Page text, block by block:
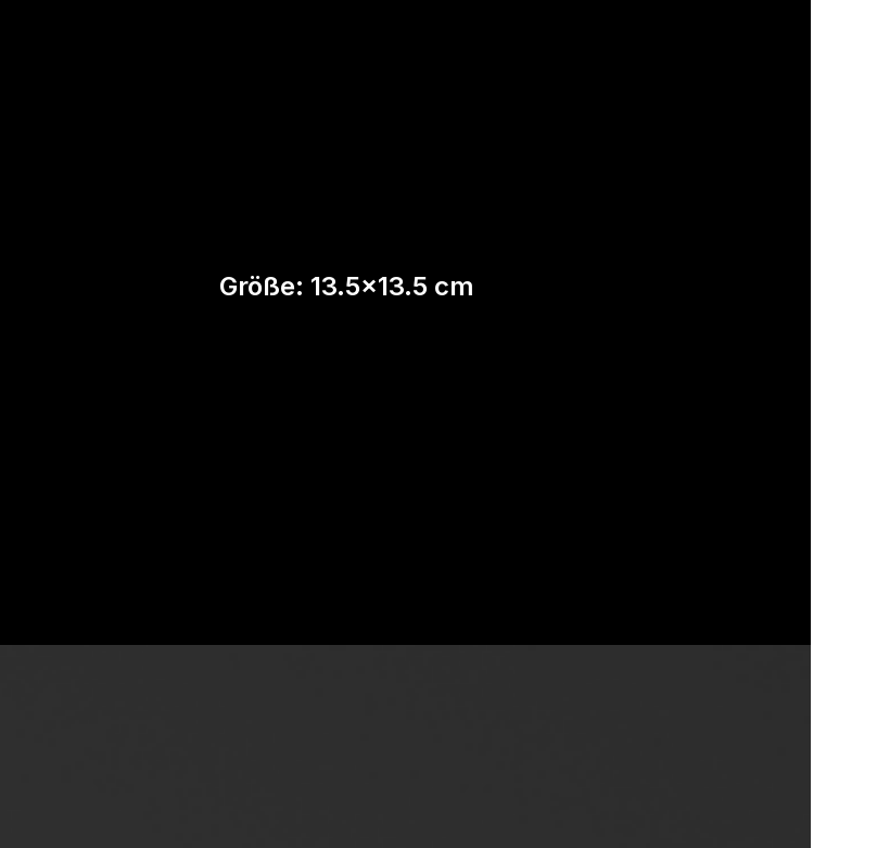
Größe: 13.5x13.5 cm